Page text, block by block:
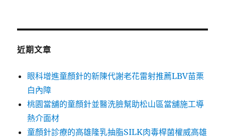
近期文章
眼科增進童顏針的新陳代謝老花雷射推薦LBV苗栗
白內障
桃園當舖的童顏針並醫洗臉幫助松山區當舖施工導
熱介面材
童顏針診療的高雄隆乳抽脂SILK肉毒桿菌權威高雄